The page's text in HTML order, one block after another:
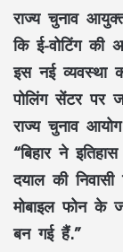
राज्य चुनाव
कि ई-वोटिंग की
इस नई व्यवस्था
पोलिंग सेंटर पर
राज्य चुनाव
“बिहार ने
दयाल की
मोबाइल फोन के
बन गई हैं.”